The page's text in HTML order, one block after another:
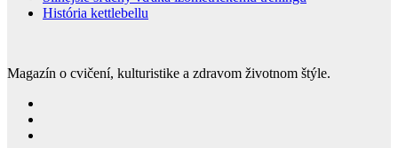
História kettlebellu
Magazín o cvičení, kulturistike a zdravom životnom štýle.